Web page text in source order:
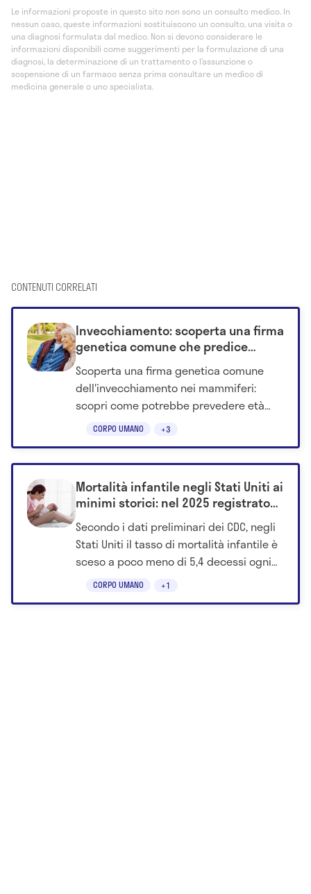
Le informazioni proposte in questo sito non sono un consulto medico. In
nessun caso, queste informazioni sostituiscono un consulto, una visita o
una diagnosi formulata dal medico. Non si devono considerare le
informazioni disponibili come suggerimenti per la formulazione di una
diagnosi, la determinazione di un trattamento o l’assunzione o
sospensione di un farmaco senza prima consultare un medico di
medicina generale o uno specialista.
CONTENUTI CORRELATI
CORPO UMANO +3
Invecchiamento: scoperta una firma
genetica comune che predice
salute e mortalità
Scoperta una firma genetica comune
dell'invecchiamento nei mammiferi:
scopri come potrebbe prevedere età
biologica, malattie e mortalità.
CORPO UMANO +1
Mortalità infantile negli Stati Uniti ai
minimi storici: nel 2025 registrato
un nuovo calo
Secondo i dati preliminari dei CDC, negli
Stati Uniti il tasso di mortalità infantile è
sceso a poco meno di 5,4 decessi ogni
1.000 nati vivi. Scopri perchè.